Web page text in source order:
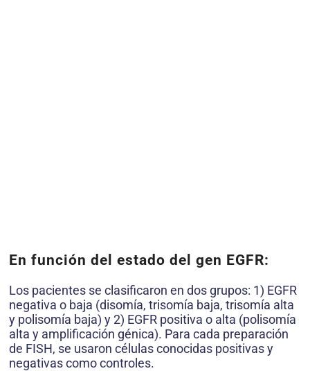
En función del estado del gen EGFR:
Los pacientes se clasificaron en dos grupos: 1) EGFR
negativa o baja (disomía, trisomía baja, trisomía alta
y polisomía baja) y 2) EGFR positiva o alta (polisomía
alta y amplificación génica). Para cada preparación
de FISH, se usaron células conocidas positivas y
negativas como controles.